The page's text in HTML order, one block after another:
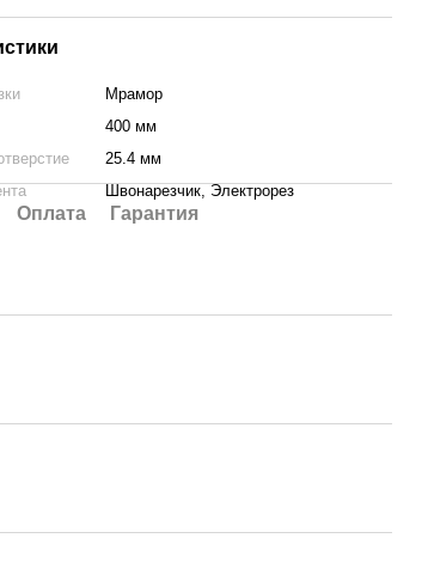
Мрамор
400 мм
25.4 мм
Швонарезчик, Электрорез
Оплата Гарантия